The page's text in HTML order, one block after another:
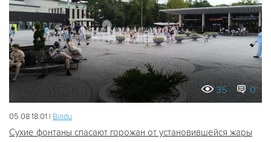
35 0
05.08 18:01 | Bindu
Сухие фонтаны спасают горожан от установившейся жары